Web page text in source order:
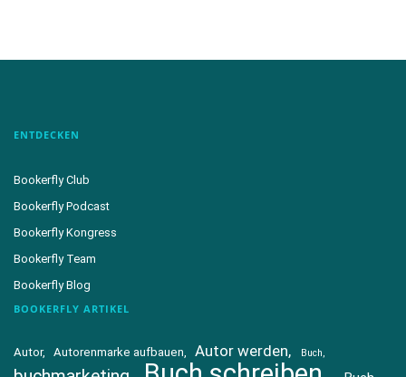
ENTDECKEN
Bookerfly Club
Bookerfly Podcast
Bookerfly Kongress
Bookerfly Team
Bookerfly Blog
BOOKERFLY ARTIKEL
Autor Autorenmarke aufbauen Autor werden Buch